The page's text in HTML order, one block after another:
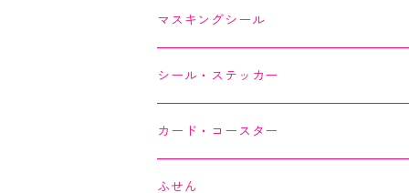
SAIEN
オリジナルシリーズ
作家シリーズ
YUNOKI
Kimono美
美MONDE
マスキングシール
シール・ステッカー
カード・コースター
スイーツカード
ふせん